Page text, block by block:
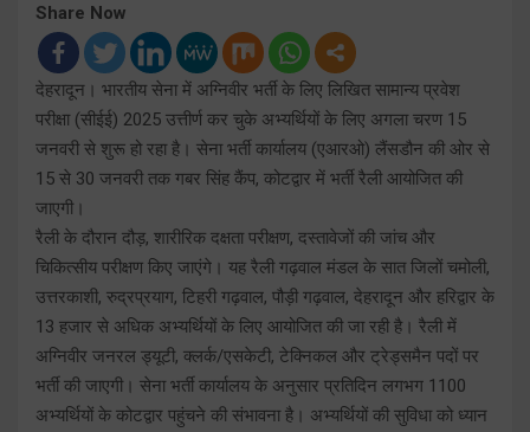
Share Now
देहरादून। भारतीय सेना में अग्निवीर भर्ती के लिए लिखित सामान्य प्रवेश
परीक्षा (सीईई) 2025 उत्तीर्ण कर चुके अभ्यर्थियों के लिए अगला चरण 15
जनवरी से शुरू हो रहा है। सेना भर्ती कार्यालय (एआरओ) लैंसडौन की ओर से
15 से 30 जनवरी तक गबर सिंह कैंप, कोटद्वार में भर्ती रैली आयोजित की
जाएगी।
रैली के दौरान दौड़, शारीरिक दक्षता परीक्षण, दस्तावेजों की जांच और
चिकित्सीय परीक्षण किए जाएंगे। यह रैली गढ़वाल मंडल के सात जिलों चमोली,
उत्तरकाशी, रुद्रप्रयाग, टिहरी गढ़वाल, पौड़ी गढ़वाल, देहरादून और हरिद्वार के
13 हजार से अधिक अभ्यर्थियों के लिए आयोजित की जा रही है। रैली में
अग्निवीर जनरल ड्यूटी, क्लर्क/एसकेटी, टेक्निकल और ट्रेड्समैन पदों पर
भर्ती की जाएगी। सेना भर्ती कार्यालय के अनुसार प्रतिदिन लगभग 1100
अभ्यर्थियों के कोटद्वार पहुंचने की संभावना है। अभ्यर्थियों की सुविधा को ध्यान